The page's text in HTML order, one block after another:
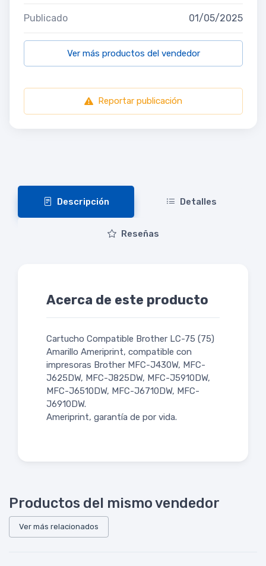
Publicado 01/05/2025
Ver más productos del vendedor
Reportar publicación
Descripción Detalles
Reseñas
Acerca de este producto
Cartucho Compatible Brother LC-75 (75)
Amarillo Ameriprint, compatible con
impresoras Brother MFC-J430W, MFC-
J625DW, MFC-J825DW, MFC-J5910DW,
MFC-J6510DW, MFC-J6710DW, MFC-
J6910DW.
Ameriprint, garantía de por vida.
Productos del mismo vendedor
Ver más relacionados